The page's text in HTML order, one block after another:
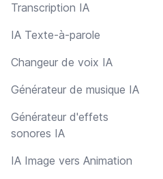
Transcription IA
IA Texte-à-parole
Changeur de voix IA
Générateur de musique IA
Générateur d'effets
sonores IA
IA Image vers Animation